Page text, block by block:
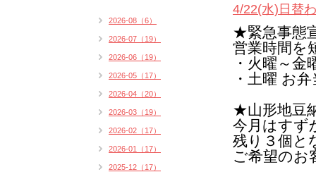
4/22(水)日替
★緊急事態
営業時間を
・火曜～
・土曜 お
★山形地豆
今月はすず
残り３個と
ご希望のお
2026-08（6）
2026-07（19）
2026-06（19）
2026-05（17）
2026-04（20）
2026-03（19）
2026-02（17）
2026-01（17）
2025-12（17）